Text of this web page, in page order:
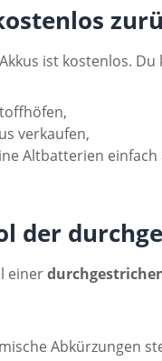
ist kostenlos.
verkaufen,
Altbatterien
der
einer
Abkürzungen